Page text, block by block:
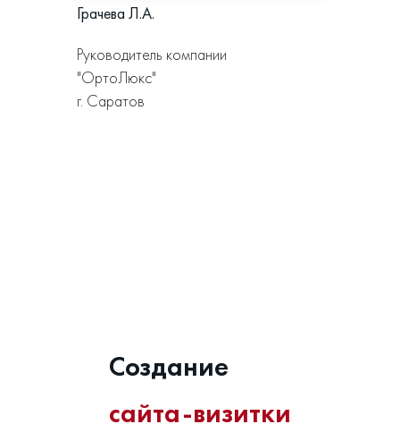
Грачева Л.А.
Руководитель компании
"ОртоЛюкс"
г. Саратов
Создание
сайта-визитки